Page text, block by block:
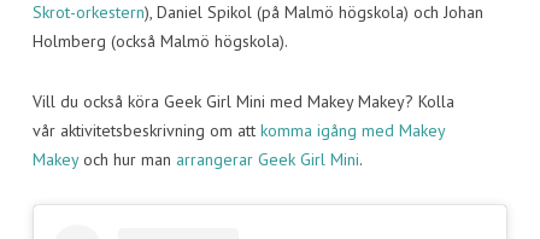
Skrot-orkestern), Daniel Spikol (på Malmö högskola) och Johan
Holmberg (också Malmö högskola).
Vill du också köra Geek Girl Mini med Makey Makey? Kolla
vår aktivitetsbeskrivning om att komma igång med Makey
Makeyoch hur man arrangerar Geek Girl Mini.